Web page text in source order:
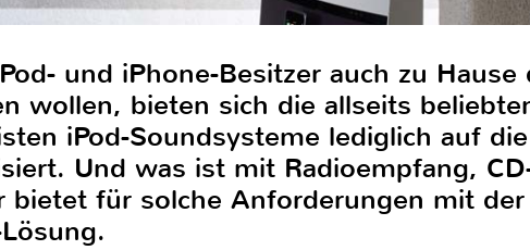
und iPhone-Besitzer auch zu
wollen, bieten sich die allseits
iPod-Soundsysteme lediglich auf
Und was ist mit Radioempfang,
bietet für solche Anforderungen mit